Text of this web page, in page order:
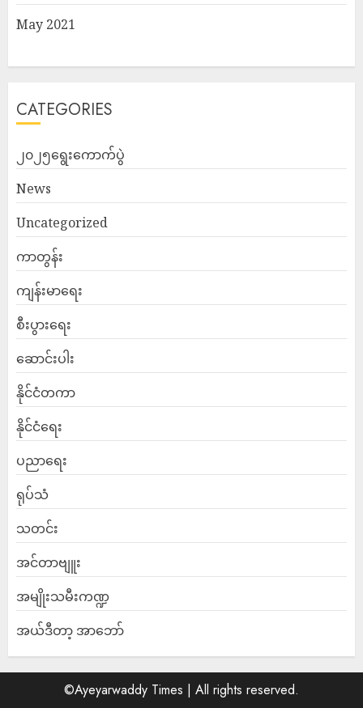
May 2021
CATEGORIES
၂၀၂၅ရွေးကောက်ပွဲ
News
Uncategorized
ကာတွန်း
ကျန်းမာရေး
စီးပွားရေး
ဆောင်းပါး
နိုင်ငံတကာ
နိုင်ငံရေး
ပညာရေး
ရုပ်သံ
သတင်း
အင်တာဗျူး
အမျိုးသမီးကဏ္ဍ
အယ်ဒီတာ့ အာဘော်
©Ayeyarwaddy Times | All rights reserved.